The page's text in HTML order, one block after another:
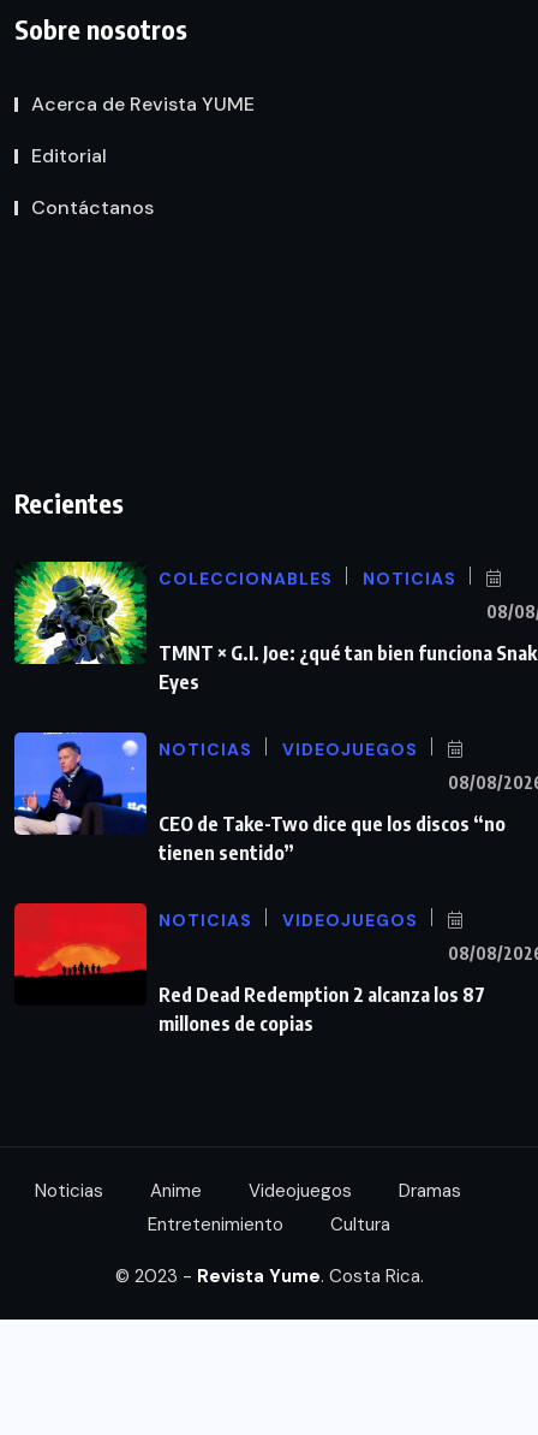
Sobre nosotros
Acerca de Revista YUME
Editorial
Contáctanos
Recientes
COLECCIONABLES NOTICIAS
08/
TMNT × G.I. Joe: ¿qué tan bien funciona
Eyes
NOTICIAS VIDEOJUEGOS
08/08/
CEO de Take-Two dice que los discos “no
tienen sentido”
NOTICIAS VIDEOJUEGOS
08/08/
Red Dead Redemption 2 alcanza los 87
millones de copias
Noticias Anime Videojuegos
Dramas
Entretenimiento
Cultura
© 2023 - Revista Yume. Costa Rica.